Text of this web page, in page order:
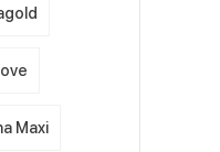
Maxi